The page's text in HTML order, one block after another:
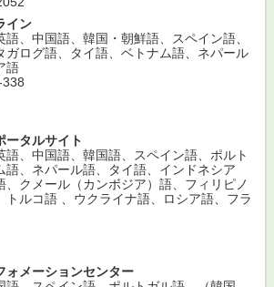
イン
、中国語、韓国・朝鮮語、スペイン語、
ガログ語、タイ語、ベトナム語、ネパール
語
ータルサイト
語、中国語、韓国語、スペイン語、ポルト
語、ネパール語、タイ語、インドネシア
、クメール（カンボジア）語、フィリピノ
トルコ語 、ウクライナ語、ロシア語、フラ
ォメーションセンター